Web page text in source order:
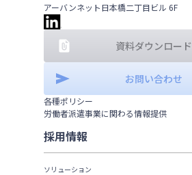
アーバンネット日本橋二丁目ビル 6F
資料ダウンロード
お問い合わせ
各種ポリシー
労働者派遣事業に関わる情報提供
採用情報
ソリューション